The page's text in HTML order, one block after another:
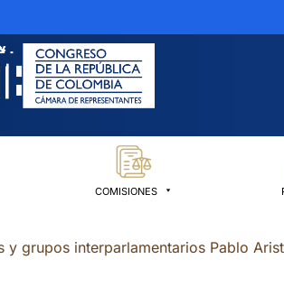
COMISIONES
y grupos interparlamentarios Pablo